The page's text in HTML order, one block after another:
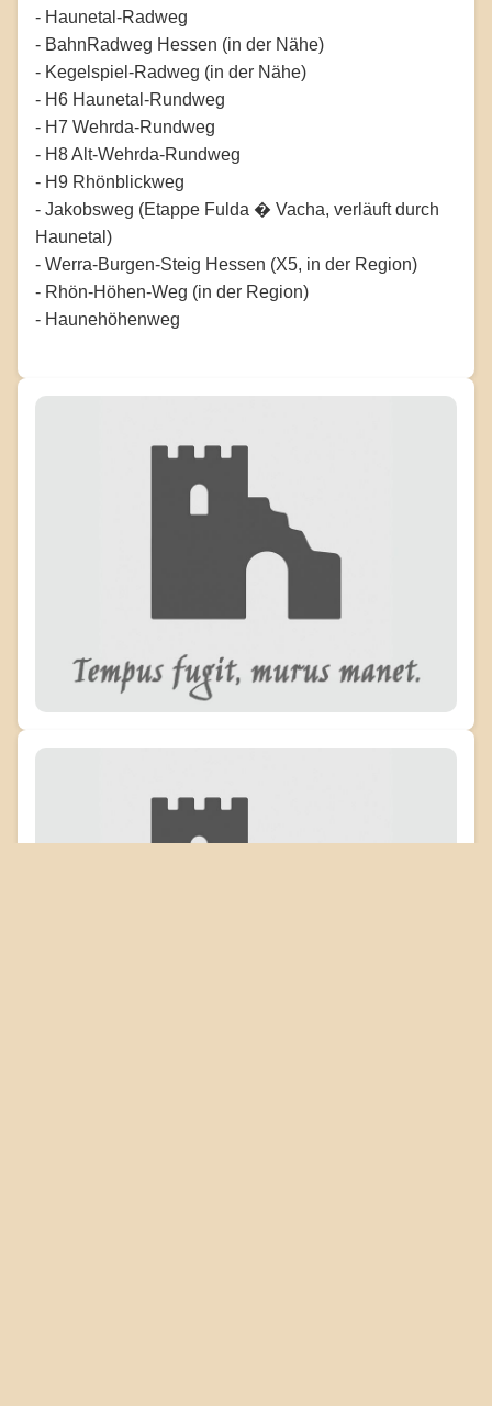
- Haunetal-Radweg
- BahnRadweg Hessen (in der Nähe)
- Kegelspiel-Radweg (in der Nähe)
- H6 Haunetal-Rundweg
- H7 Wehrda-Rundweg
- H8 Alt-Wehrda-Rundweg
- H9 Rhönblickweg
- Jakobsweg (Etappe Fulda � Vacha, verläuft durch
Haunetal)
- Werra-Burgen-Steig Hessen (X5, in der Region)
- Rhön-Höhen-Weg (in der Region)
- Haunehöhenweg